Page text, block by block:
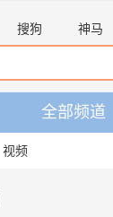
搜狗 神马
全部频道
视频